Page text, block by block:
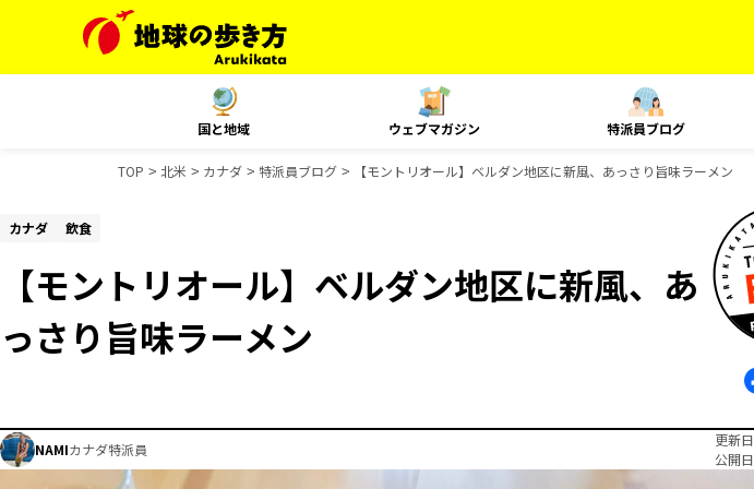
国と地域 ウェブマガジン 特派員ブログ
TOP 北米 カナダ 特派員ブログ 【モントリオール】ベルダン地区に新風、あっさり旨味ラーメン
カナダ 飲食
【モントリオール】ベルダン地区に新風、あ
っさり旨味ラーメン
NAMIカナダ特派員
更新日
公開日